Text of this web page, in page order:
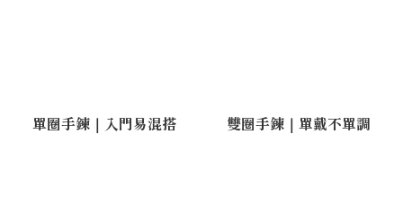
單圈手鍊｜入門易混搭 雙圈手鍊｜單戴不單調